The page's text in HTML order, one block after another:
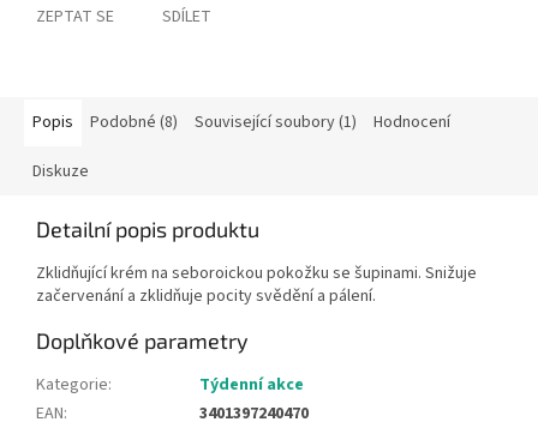
ZEPTAT SE SDÍLET
Popis Podobné (8) Související soubory (1) Hodnocení
Diskuze
Detailní popis produktu
Zklidňující krém na seboroickou pokožku se šupinami. Snižuje
začervenání a zklidňuje pocity svědění a pálení.
Doplňkové parametry
Kategorie:
Týdenní akce
EAN:
3401397240470